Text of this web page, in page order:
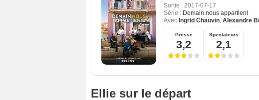
Sortie : 2017-07-17
Série : Demain nous appartient
Avec Ingrid Chauvin, Alexandre
Presse
3,2
Spectateurs
2,1
Ellie sur le départ